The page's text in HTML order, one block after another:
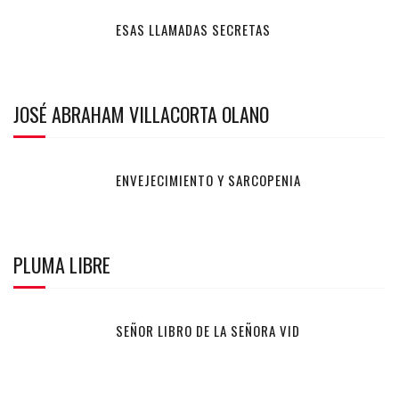
ESAS LLAMADAS SECRETAS
JOSÉ ABRAHAM VILLACORTA OLANO
ENVEJECIMIENTO Y SARCOPENIA
PLUMA LIBRE
SEÑOR LIBRO DE LA SEÑORA VID